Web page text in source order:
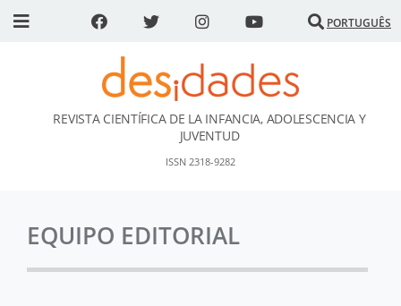
PORTUGUÊS
DESidades
REVISTA CIENTÍFICA DE LA INFANCIA, ADOLESCENCIA Y
JUVENTUD
ISSN 2318-9282
EQUIPO EDITORIAL